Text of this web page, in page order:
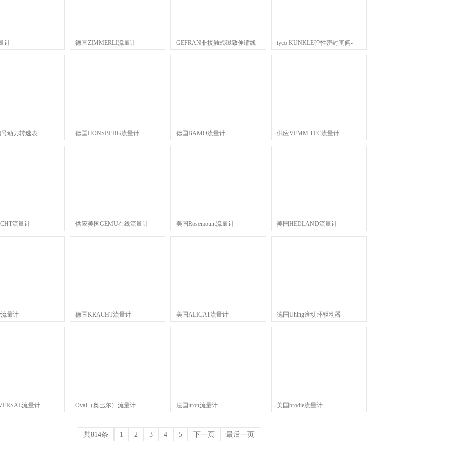
计 德国ZIMMERLI流量计
GEFRAN非接触式磁致伸缩线
性位置传感器
tyco KUNKLE弹性密封闸阀-
TJR系列
号动力转速表 德国HONSBERG流量计 德国BAMO流量计 供应VEMM TEC流量计
流量计 供应美国GEMU在线流量计 美国Rosemount流量计 美国HEDLAND流量计
量计 德国KRACHT流量计 美国ALICAT流量计 德国Uhing滚动环驱动器
流量计 Oval（奥巴尔）流量计 法国itron流量计 美国brodie流量计
共814条 1 2 3 4 5 下一页 最后一页